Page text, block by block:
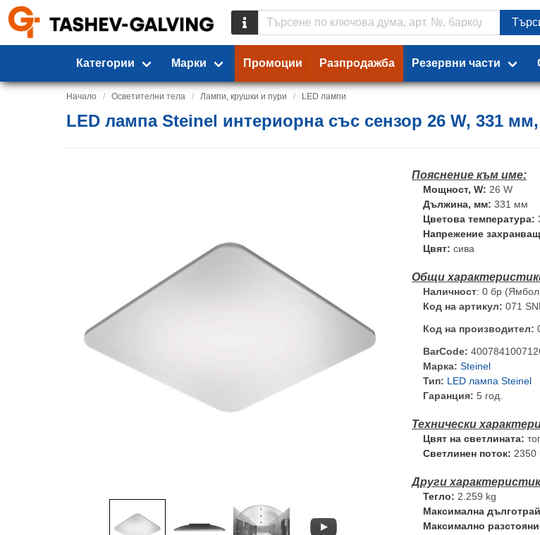
Категории Марки Промоции Разпродажба Резервни части
Начало Осветителни тела Лампи, крушки и пури LED лампи
LED лампа Steinel интериорна със сензор 26 W, 331 мм,
Мощност, W: 26 W
Дължина, мм: 331 мм
Цветова температура:
Напрежение
Цвят: сива
Наличност: 0 бр
Код на артикул: 071
Код на производител:
BarCode:
Марка: Steinel
Тип: LED лампа Steinel
Гаранция: 5 год.
Цвят на светлината:
Светлинен поток: 2350
Тегло: 2.259 kg
Максимална
Максимално